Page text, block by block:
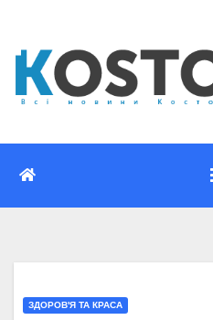
вмісту
ЗДОРОВ'Я ТА КРАСА